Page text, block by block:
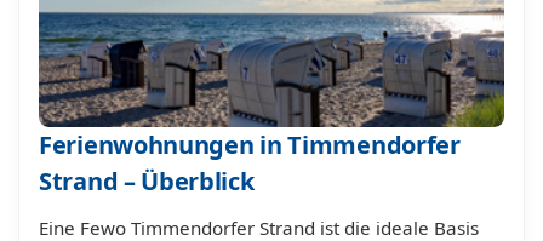
Ferienwohnungen in Timmendorfer
Strand – Überblick
Eine Fewo Timmendorfer Strand ist die ideale Basis